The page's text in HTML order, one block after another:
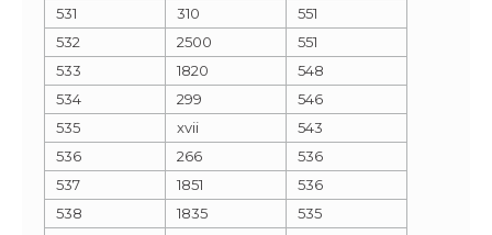
531
310
551
532
2500
551
533
1820
548
534
299
546
535
xvii
543
536
266
536
537
1851
536
538
1835
535